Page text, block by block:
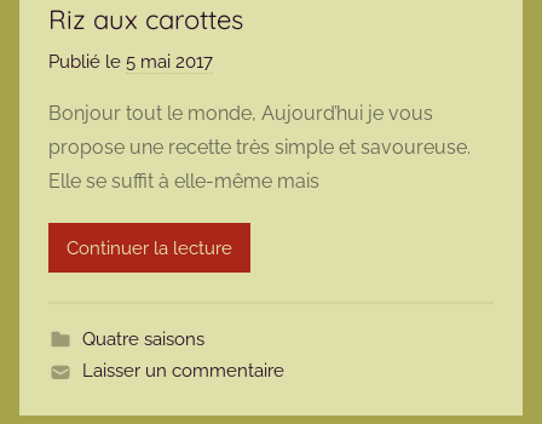
Riz aux carottes
Publié le 5 mai 2017
r
m
a
r
m
e
Bonjour tout le monde, Aujourd’hui je vous
propose une recette très simple et savoureuse.
Elle se suffit à elle-même mais
Continuer la lecture
Quatre saisons
Laisser un commentaire